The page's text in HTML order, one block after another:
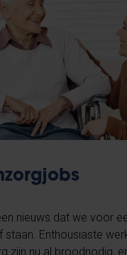
nieuws dat we voor
staan. Enthousiaste
zijn nu al broodnodig,